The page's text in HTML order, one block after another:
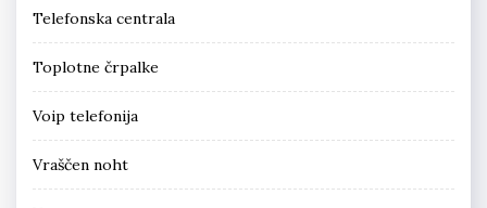
Telefonska centrala
Toplotne črpalke
Voip telefonija
Vraščen noht